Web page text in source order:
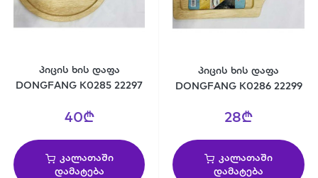
პიცის ხის დაფა
DONGFANG K0285 22297
40₾
კალათაში
დამატება
პიცის ხის დაფა
DONGFANG K0286 22299
28₾
კალათაში
დამატება